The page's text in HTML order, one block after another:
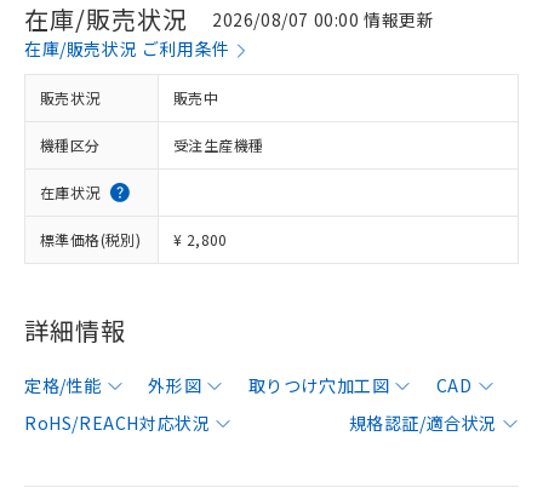
在庫/販売状況
2026/08/07 00:00 情報更新
在庫/販売状況 ご利用条件
販売状況 販売中
機種区分 受注生産機種
在庫状況
標準価格(税別) ¥ 2,800
詳細情報
定格/性能 外形図 取りつけ穴加工図
CAD
RoHS/REACH対応状況
規格認証/適合状況